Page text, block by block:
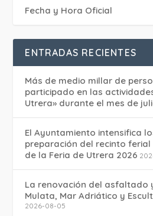
Fecha y Hora Oficial
ENTRADAS RECIENTES
Más de medio millar de
participado en las
Utrera» durante el mes de
El Ayuntamiento intensifica
preparación del recinto ferial
de la Feria de Utrera 2026
La renovación del asfaltado
Mulata, Mar Adriático y
2026-08-05